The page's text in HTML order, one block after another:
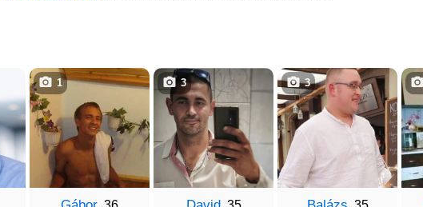
1 3 3